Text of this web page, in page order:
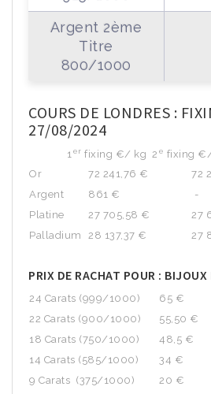
Argent 2ème
Titre
800/1000
COURS DE LONDRES :
27/08/2024
1er fixing €/ kg 2 e fixing
Or
72 241,76 €
72
Argent
861 €
-
Platine
27 705,58 €
27
Palladium
28 137,37 € 27
PRIX DE RACHAT POUR :
24 Carats (999/1000)
65 €
22 Carats (900/1000)
55,50 €
18 Carats (750/1000)
48,5 €
14 Carats (585/1000)
34 €
9 Carats (375/1000)
20 €